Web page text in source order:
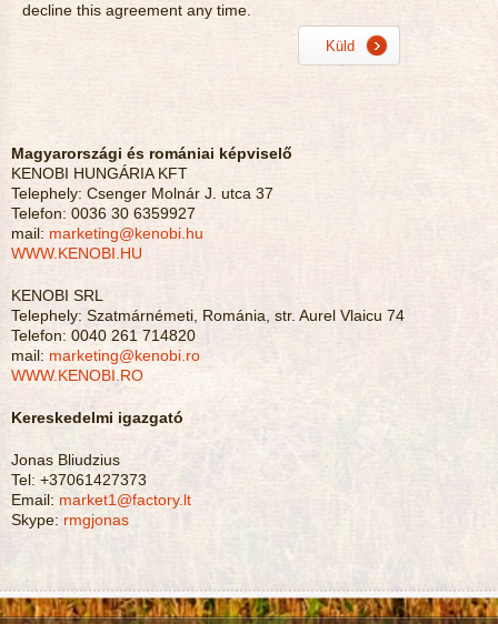
decline this agreement any time.
Magyarországi és romániai képviselő
KENOBI HUNGÁRIA KFT
Telephely: Csenger Molnár J. utca 37
Telefon: 0036 30 6359927
mail: marketing@kenobi.hu
WWW.KENOBI.HU
KENOBI SRL
Telephely: Szatmárnémeti, Románia, str. Aurel Vlaicu 74
Telefon: 0040 261 714820
mail: marketing@kenobi.ro
WWW.KENOBI.RO
Kereskedelmi igazgató
Jonas Bliudzius
Tel: +37061427373
Email: market1@factory.lt
Skype: rmgjonas